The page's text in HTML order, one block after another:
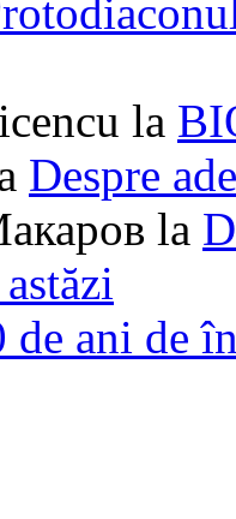
la
Despre
la
de ani de